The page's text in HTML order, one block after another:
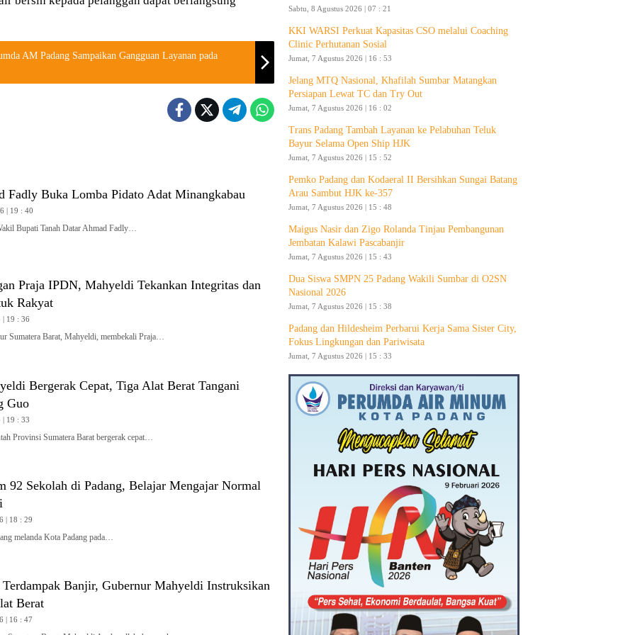
AM Padang Sampaikan Gangguan Layanan pada
Fadly Buka Lomba Pidato Adat Minangkabau
| 19 : 40
Bupati Tanah Datar Ahmad Fadly…
Praja IPDN, Mahyeldi Tekankan Integritas dan
Rakyat
| 19 : 36
Sumatera Barat, Mahyeldi, membekali Praja…
Bergerak Cepat, Tiga Alat Berat Tangani
Guo
| 19 : 33
Provinsi Sumatera Barat bergerak cepat…
92 Sekolah di Padang, Belajar Mengajar Normal
| 18 : 29
melanda Kota Padang pada…
Banjir, Gubernur Mahyeldi Instruksikan
Berat
| 16 : 47
Sabtu, 8 Agustus 2026 | 07 : 21
KKI WARSI Perkuat Kapasitas CSO melalui Coaching
Clinic Perhutanan Sosial
Jumat, 7 Agustus 2026 | 16 : 53
Jelang MTQ Nasional, Khafilah Sumbar Matangkan
Persiapan Lewat TC dan Try Out
Jumat, 7 Agustus 2026 | 16 : 02
Trans Padang Tambah Layanan ke Pelabuhan Teluk
Bayur Selama Open Ship HJK
Jumat, 7 Agustus 2026 | 15 : 52
Pemko Padang dan Kodaeral II Bersihkan Sungai Batang
Arau Sambut HJK ke-357
Jumat, 7 Agustus 2026 | 15 : 48
Maigus Nasir dan Zigo Rolanda Tinjau Pembangunan
Jembatan Kalawi Pascabanjir
Jumat, 7 Agustus 2026 | 15 : 43
Dua Siswa SMPN 25 Padang Wakili Sumbar di O2SN
Nasional 2026
Jumat, 7 Agustus 2026 | 15 : 38
Padang dan Hildesheim Perbarui Kerja Sama Sister City,
Fokus Lingkungan dan Pariwisata
Jumat, 7 Agustus 2026 | 15 : 33